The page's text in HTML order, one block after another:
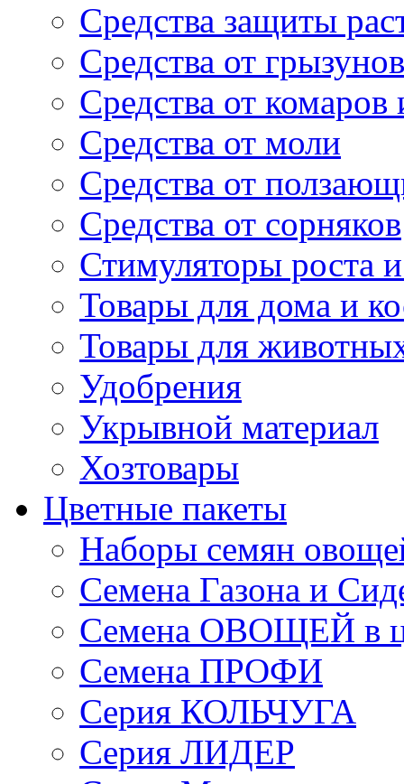
Средства защиты
Средства от грызунов
Средства от
Средства от моли
Средства от
Средства от сорняков
Стимуляторы роста и
Товары для дома и
Товары для
Удобрения
Укрывной материал
Хозтовары
Цветные пакеты
Наборы семян
Семена Газона и
Семена ОВОЩЕЙ в
Семена ПРОФИ
Серия КОЛЬЧУГА
Серия ЛИДЕР